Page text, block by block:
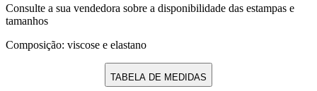
Consulte a sua vendedora sobre a disponibilidade das estampas e
tamanhos
Composição: viscose e elastano
TABELA DE MEDIDAS